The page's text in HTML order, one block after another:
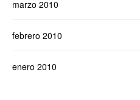
marzo 2010
febrero 2010
enero 2010